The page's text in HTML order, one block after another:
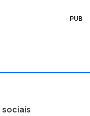
PUB
sociais